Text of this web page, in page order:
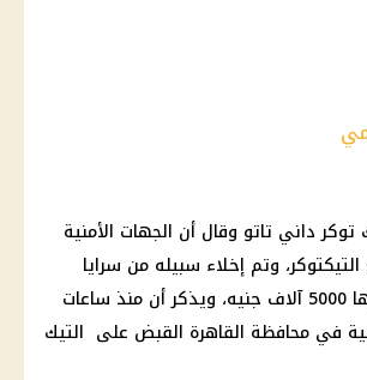
داني تاتو وقال أن الجهات الأمنية
وتم إخلاء سبيله من سرايا
النيابة بكفالة قدرها 5000 آلاف جنيه، ويذكر أن منذ ساعات
في محافظة القاهرة القبض على التيك